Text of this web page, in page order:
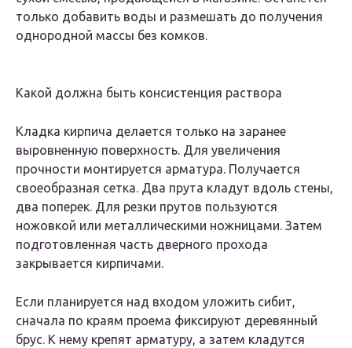
только добавить воды и размешать до получения
однородной массы без комков.
Какой должна быть консистенция раствора
Кладка кирпича делается только на заранее
выровненную поверхность. Для увеличения
прочности монтируется арматура. Получается
своеобразная сетка. Два прута кладут вдоль стены,
два поперек. Для резки прутов пользуются
ножовкой или металлическими ножницами. Затем
подготовленная часть дверного прохода
закрывается кирпичами.
Если планируется над входом уложить сибит,
сначала по краям проема фиксируют деревянный
брус. К нему крепят арматуру, а затем кладутся